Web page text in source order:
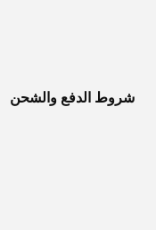
شروط الدفع والشحن